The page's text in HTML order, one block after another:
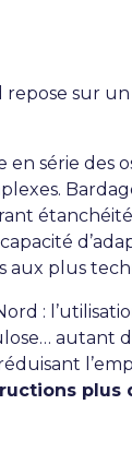
repose sur
en série
aux plus
:
autant
plus